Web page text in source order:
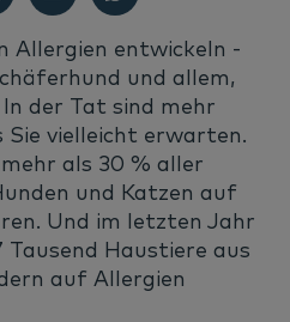
Allergien entwickeln -
und allem,
der Tat sind mehr
vielleicht erwarten.
als 30 % aller
und Katzen auf
Und im letzten Jahr
Haustiere aus
auf Allergien